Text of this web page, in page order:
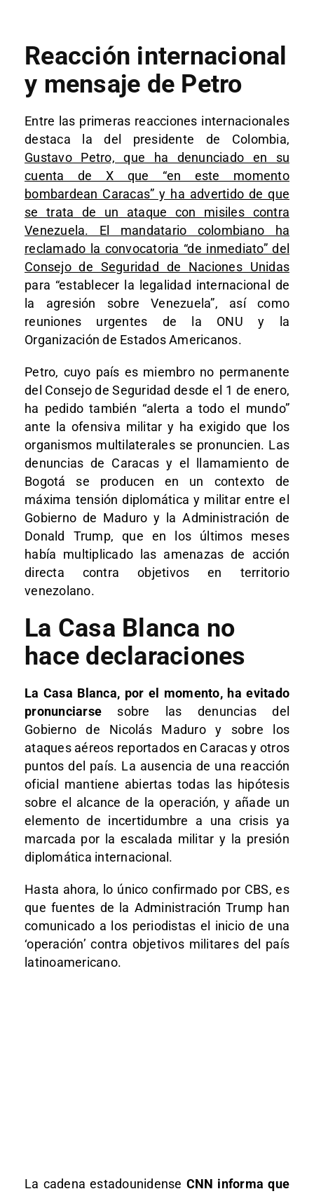
Reacción internacional
y mensaje de Petro
Entre las primeras reacciones internacionales
destaca la del presidente de Colombia,
Gustavo Petro, que ha denunciado en su
cuenta de X que “en este momento
bombardean Caracas” y ha advertido de que
se trata de un ataque con misiles contra
Venezuela. El mandatario colombiano ha
reclamado la convocatoria “de inmediato” del
Consejo de Seguridad de Naciones Unidas
para “establecer la legalidad internacional de
la agresión sobre Venezuela”, así como
reuniones urgentes de la ONU y la
Organización de Estados Americanos.
Petro, cuyo país es miembro no permanente
del Consejo de Seguridad desde el 1 de enero,
ha pedido también “alerta a todo el mundo”
ante la ofensiva militar y ha exigido que los
organismos multilaterales se pronuncien. Las
denuncias de Caracas y el llamamiento de
Bogotá se producen en un contexto de
máxima tensión diplomática y militar entre el
Gobierno de Maduro y la Administración de
Donald Trump, que en los últimos meses
había multiplicado las amenazas de acción
directa contra objetivos en territorio
venezolano.
La Casa Blanca no
hace declaraciones
La Casa Blanca, por el momento, ha evitado
pronunciarse sobre las denuncias del
Gobierno de Nicolás Maduro y sobre los
ataques aéreos reportados en Caracas y otros
puntos del país. La ausencia de una reacción
oficial mantiene abiertas todas las hipótesis
sobre el alcance de la operación, y añade un
elemento de incertidumbre a una crisis ya
marcada por la escalada militar y la presión
diplomática internacional.
Hasta ahora, lo único confirmado por CBS, es
que fuentes de la Administración Trump han
comunicado a los periodistas el inicio de una
‘operación’ contra objetivos militares del país
latinoamericano.
La cadena estadounidense CNN informa que